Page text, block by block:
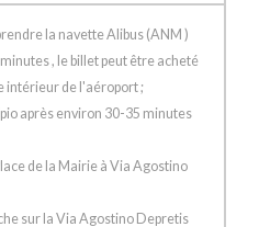
la navette Alibus (ANM )
, le billet peut être acheté
intérieur de l'aéroport ;
après environ 30-35 minutes
de la Mairie à Via Agostino
sur la Via Agostino Depretis